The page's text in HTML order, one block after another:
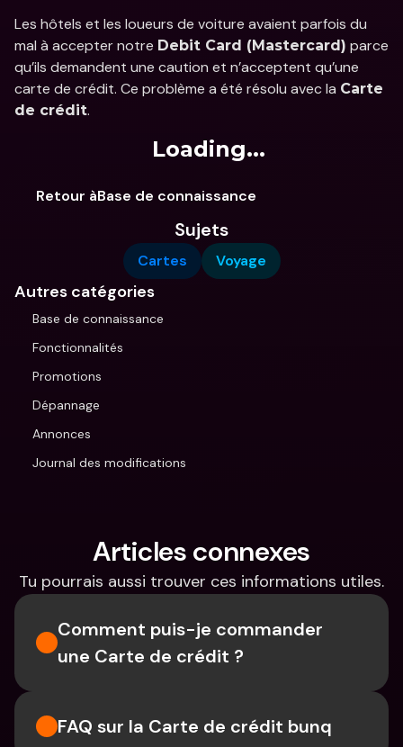
Les hôtels et les loueurs de voiture avaient parfois du
mal à accepter notre Debit Card (Mastercard) parce
qu’ils demandent une caution et n’acceptent qu’une
carte de crédit. Ce problème a été résolu avec la Carte
de crédit.
Loading...
Retour àBase de connaissance
Sujets
Cartes Voyage
Autres catégories
Base de connaissance
Fonctionnalités
Promotions
Dépannage
Annonces
Journal des modifications
Articles connexes
Tu pourrais aussi trouver ces informations utiles.
Comment puis-je commander
une Carte de crédit ?
FAQ sur la Carte de crédit bunq